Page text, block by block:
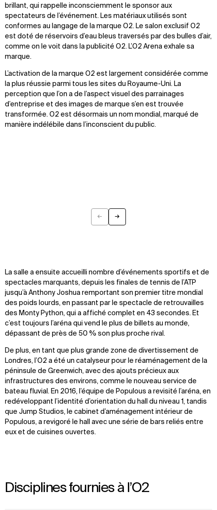
brillant, qui rappelle inconsciemment le sponsor aux
spectateurs de l’événement. Les matériaux utilisés sont
conformes au langage de la marque O2. Le salon exclusif O2
est doté de réservoirs d’eau bleus traversés par des bulles d’air,
comme on le voit dans la publicité O2. L’O2 Arena exhale sa
marque.
L’activation de la marque O2 est largement considérée comme
la plus réussie parmi tous les sites du Royaume-Uni. La
perception que l’on a de l’aspect visuel des parrainages
d’entreprise et des images de marque s’en est trouvée
transformée. O2 est désormais un nom mondial, marqué de
manière indélébile dans l’inconscient du public.
← →
La salle a ensuite accueilli nombre d’événements sportifs et de
spectacles marquants, depuis les finales de tennis de l’ATP
jusqu’à Anthony Joshua remportant son premier titre mondial
des poids lourds, en passant par le spectacle de retrouvailles
des Monty Python, qui a affiché complet en 43 secondes. Et
c’est toujours l’aréna qui vend le plus de billets au monde,
dépassant de près de 50 % son plus proche rival.
De plus, en tant que plus grande zone de divertissement de
Londres, l’O2 a été un catalyseur pour le réaménagement de la
péninsule de Greenwich, avec des ajouts précieux aux
infrastructures des environs, comme le nouveau service de
bateau fluvial. En 2016, l’équipe de Populous a revisité l’aréna, en
redéveloppant l’identité d’orientation du hall du niveau 1, tandis
que Jump Studios, le cabinet d’aménagement intérieur de
Populous, a revigoré le hall avec une série de bars reliés entre
eux et de cuisines ouvertes.
Disciplines fournies à l’O2